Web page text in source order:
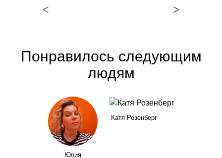
< >
Понравилось следующим
людям
Юлия
Катя Розенберг